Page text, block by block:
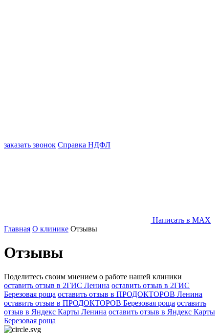
заказать звонок Справка НДФЛ
Написать в MAX
Главная О клинике Отзывы
Отзывы
Поделитесь своим мнением о работе нашей клиники
оставить отзыв в 2ГИС Ленина оставить отзыв в 2ГИС
Березовая роща оставить отзыв в ПРОДОКТОРОВ Ленина
оставить отзыв в ПРОДОКТОРОВ Березовая роща оставить
отзыв в Яндекс Карты Ленина оставить отзыв в Яндекс Карты
Березовая роща